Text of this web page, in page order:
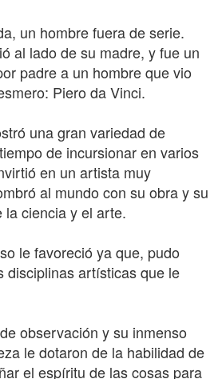
un hombre fuera de serie.
al lado de su madre, y fue un
padre a un hombre que vio
Piero da Vinci.
una gran variedad de
de incursionar en varios
en un artista muy
al mundo con su obra y su
la ciencia y el arte.
le favoreció ya que, pudo
disciplinas artísticas que le
observación y su inmenso
le dotaron de la habilidad de
el espíritu de las cosas para